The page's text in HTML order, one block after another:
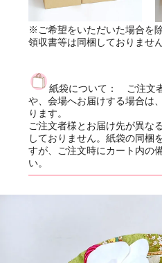
※ご希望をいただいた場合を
領収書等は同梱しておりません
紙袋について： ご注文
や、会場へお届けする場合は
ります。
ご注文者様とお届け先が異な
しておりません。紙袋の同梱
すが、ご注文時にカート内の
い。